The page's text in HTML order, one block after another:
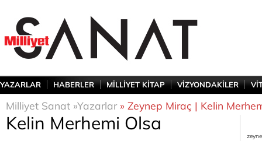
YAZARLAR HABERLER MİLLİYET KİTAP VİZYONDAKİLER
Milliyet Sanat »Yazarlar» Zeynep Miraç | Kelin
Kelin Merhemi Olsa